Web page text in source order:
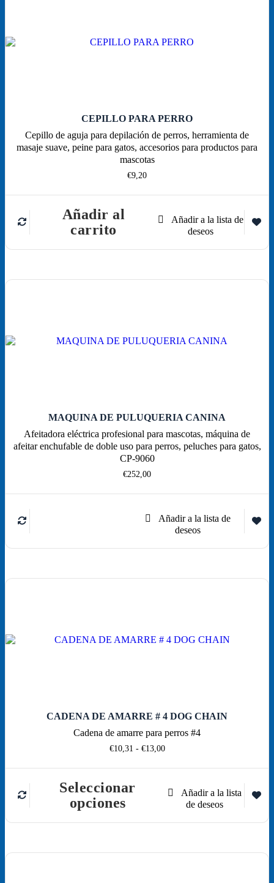
CEPILLO PARA PERRO
Cepillo de aguja para depilación de perros, herramienta de
masaje suave, peine para gatos, accesorios para productos para
mascotas
€9,20
Añadir al
carrito
MAQUINA DE PULUQUERIA CANINA
Afeitadora eléctrica profesional para mascotas, máquina de
afeitar enchufable de doble uso para perros, peluches para gatos,
CP-9060
€252,00
CADENA DE AMARRE # 4 DOG CHAIN
Cadena de amarre para perros #4
€10,31 - €13,00Rango
precios:
€10,31
€13,00
Seleccionar
opciones
tiene
Las